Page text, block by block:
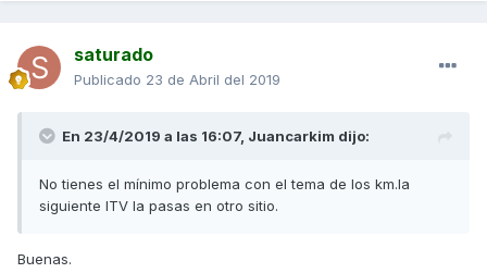
tener o al menos no va a ser fiable la consulta de km por
esta vía a la hora del mercado de segunda mano.
saturado
Publicado 23 de Abril del 2019
En 23/4/2019 a las 16:07, Juancarkim dijo:
No tienes el mínimo problema con el tema de los km.la
siguiente ITV la pasas en otro sitio.
Buenas.